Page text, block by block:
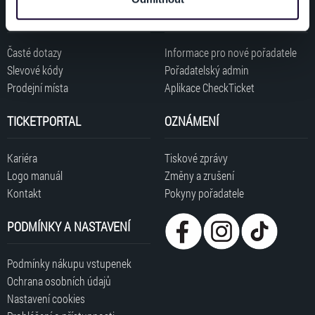
dalšími informacemi, které jste jim poskytli nebo které
získali v důsledku toho, že používáte jejich služby. Jaké
zpracování upravíte zaškrtnutím příslušné varianty. Svoji
volbu můžete kdykoliv změnit v zápatí stránky v záložce
„Cookies a jejich nastavení“.
ZÁKAZNÍCI
Časté dotazy
Slevové kódy
Prodejní místa
POŘADATELÉ
Informace pro nové pořadatele
Pořadatelský admin
Aplikace CheckTicket
TICKETPORTAL
Kariéra
Logo manuál
Kontakt
OZNÁMENÍ
Tiskové zprávy
Změny a zrušení
Pokyny pořadatele
PODMÍNKY A NASTAVENÍ
Podmínky nákupu vstupenek
Ochrana osobních údajů
Nastavení cookies